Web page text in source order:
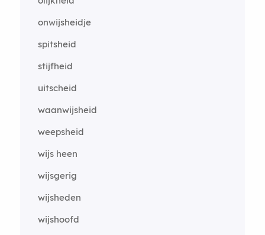
onwijsheidje
spitsheid
stijfheid
uitscheid
waanwijsheid
weepsheid
wijs heen
wijsgerig
wijsheden
wijshoofd